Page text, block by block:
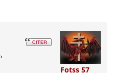
Fotss 57